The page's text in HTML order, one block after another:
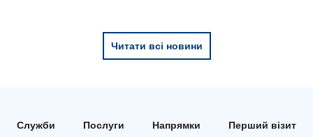
Кардіохірургія
Читати всі новини
Служби Послуги Напрямки Перший візит